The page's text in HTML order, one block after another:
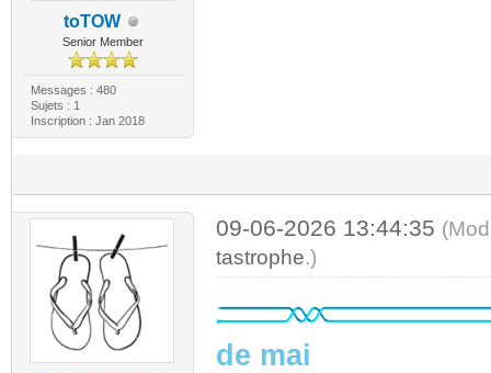
toTOW
Senior Member
Messages : 480
Sujets : 1
Inscription : Jan 2018
09-06-2026 13:44:35
tastrophe.)
de mai